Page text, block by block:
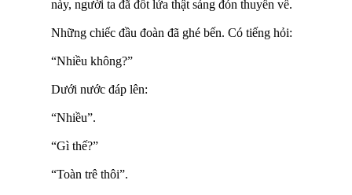
này, người ta đã đốt lửa thật sáng đón thuyền về.
Những chiếc đầu đoàn đã ghé bến. Có tiếng hỏi:
“Nhiều không?”
Dưới nước đáp lên:
“Nhiều”.
“Gì thế?”
“Toàn trê thôi”.